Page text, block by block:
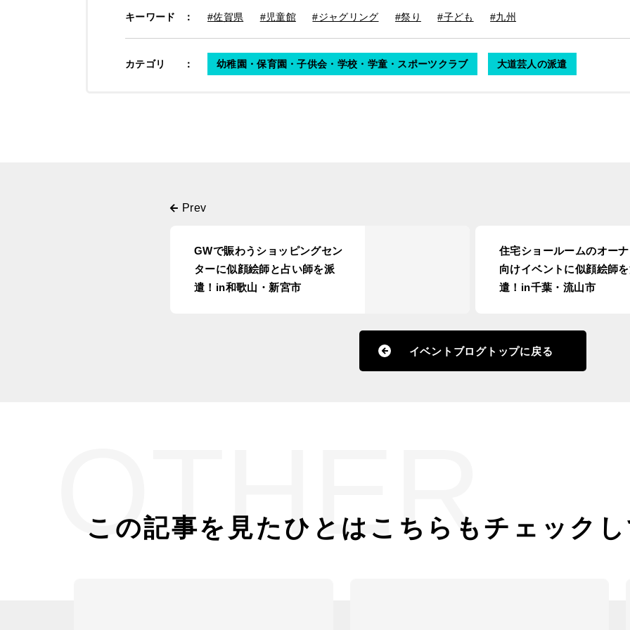
キーワード ： #佐賀県 #児童館 #ジャグリング #祭り #子ども #九州
カテゴリ ： 幼稚園・保育園・子供会・学校・学童・スポーツクラブ 大道芸人の派遣
GWで賑わうショッピングセン
ターに似顔絵師と占い師を派
遣！in和歌山・新宮市
住宅ショールームのオー
向けイベントに似顔絵師
遣！in千葉・流山市
イベントブログトップに戻る
OTHER
この記事を見たひとは こちらもチェック